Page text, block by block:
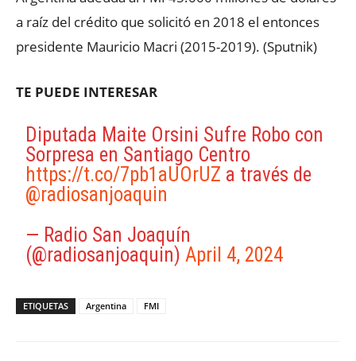
a raíz del crédito que solicitó en 2018 el entonces
presidente Mauricio Macri (2015-2019). (Sputnik)
TE PUEDE INTERESAR
Diputada Maite Orsini Sufre Robo con
Sorpresa en Santiago Centro
https://t.co/7pb1aUOrUZ a través de
@radiosanjoaquin
— Radio San Joaquín
(@radiosanjoaquin) April 4, 2024
ETIQUETAS Argentina FMI